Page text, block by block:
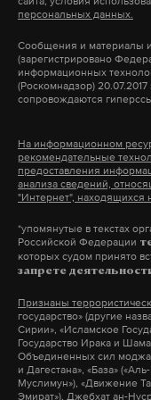
мать и увезла в
Версия, что
приоритетной.
похищения
«По сообщению
под влияние
наблюдать за
также принимать
сексуального
пятилетний
насилию», –
отправлен в
Махова, он
миллиона рублей.
зарплата не
года свадьбу в
расположенном
между Каннами,
Лурье
около сотни
итальянская поп-
Молодожены
приглашенных в
персональных данных.
Сообщения и материалы
(зарегистрировано
информационных
(Роскомнадзор)
сопровождаются
На информационном
рекомендательные
предоставления
анализа сведений,
"Интернет", находящихся
*упомянутые в текстах
Российской Федерации
которых судом принято
запрете
Признаны
государство» (другие
Сирии», «Исламское
Государство Ирака и
Объединенных сил
и Дагестана», «База»
Муслимун»), «Движение
Эмират»), Джебхат ан-